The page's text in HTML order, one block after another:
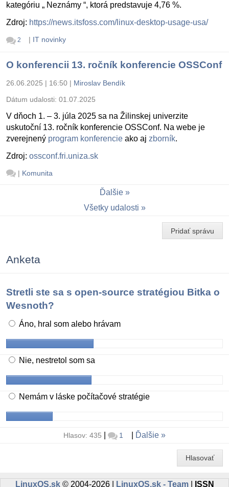
kategóriu „ Neznámy “, ktorá predstavuje 4,76 %.
Zdroj: https://news.itsfoss.com/linux-desktop-usage-usa/
2 | IT novinky
O konferencii 13. ročník konferencie OSSConf
26.06.2025 | 16:50 | Miroslav Bendík
Dátum udalosti: 01.07.2025
V dňoch 1. – 3. júla 2025 sa na Žilinskej univerzite
uskutoční 13. ročník konferencie OSSConf. Na webe je
zverejnený program konferencie ako aj zborník.
Zdroj: ossconf.fri.uniza.sk
| Komunita
Ďalšie
Všetky udalosti
Pridať správu
Anketa
Stretli ste sa s open-source stratégiou Bitka o
Wesnoth?
Áno, hral som alebo hrávam
Nie, nestretol som sa
Nemám v láske počítačové stratégie
Hlasov: 435 1 Ďalšie
Hlasovať
LinuxOS.sk© 2004-2026 | LinuxOS.sk - Team| ISSN